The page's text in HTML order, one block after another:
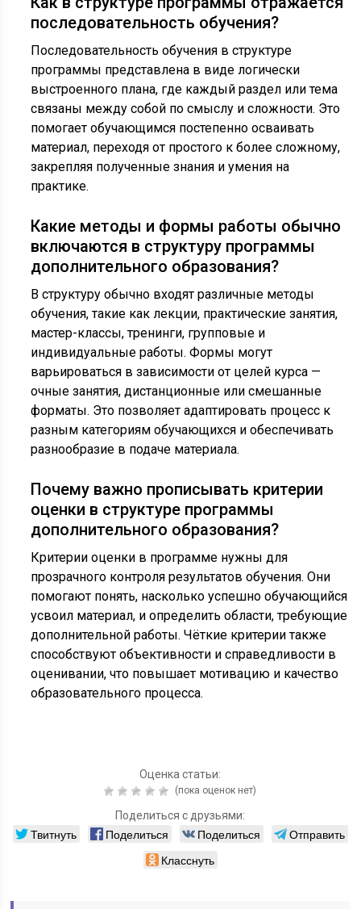
последовательность обучения?
Последовательность обучения в структуре
программы представлена в виде логически
выстроенного плана, где каждый раздел или тема
связаны между собой по смыслу и сложности. Это
помогает обучающимся постепенно осваивать
материал, переходя от простого к более сложному,
закрепляя полученные знания и умения на
практике.
Какие методы и формы работы обычно
включаются в структуру программы
дополнительного образования?
В структуру обычно входят различные методы
обучения, такие как лекции, практические занятия,
мастер-классы, тренинги, групповые и
индивидуальные работы. Формы могут
варьироваться в зависимости от целей курса —
очные занятия, дистанционные или смешанные
форматы. Это позволяет адаптировать процесс к
разным категориям обучающихся и обеспечивать
разнообразие в подаче материала.
Почему важно прописывать критерии
оценки в структуре программы
дополнительного образования?
Критерии оценки в программе нужны для
прозрачного контроля результатов обучения. Они
помогают понять, насколько успешно обучающийся
усвоил материал, и определить области, требующие
дополнительной работы. Чёткие критерии также
способствуют объективности и справедливости в
оценивании, что повышает мотивацию и качество
образовательного процесса.
Оценка статьи:
(пока оценок нет)
Поделиться с друзьями:
Твитнуть Поделиться Поделиться
Отправить
Класснуть